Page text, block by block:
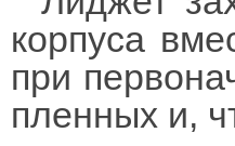
корпуса
при
пленных и,